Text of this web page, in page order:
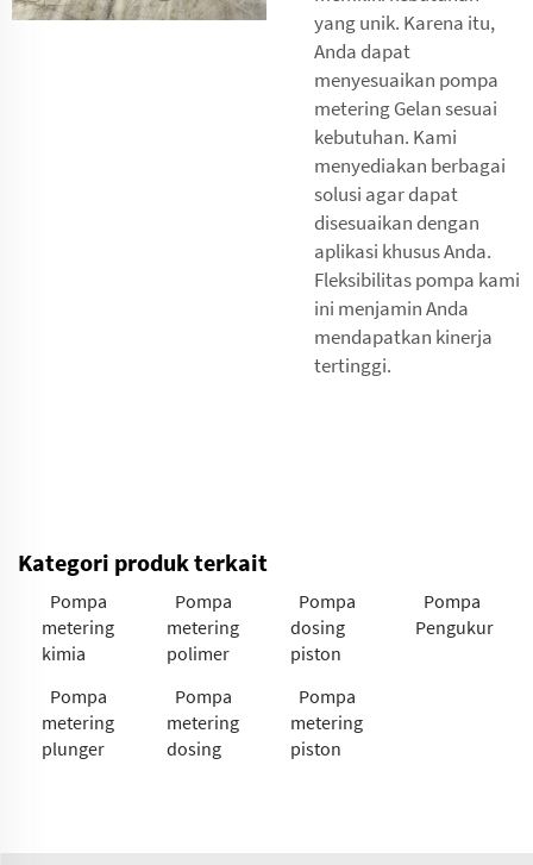
yang unik. Karena itu,
Anda dapat
menyesuaikan pompa
metering Gelan sesuai
kebutuhan. Kami
menyediakan berbagai
solusi agar dapat
disesuaikan dengan
aplikasi khusus Anda.
Fleksibilitas pompa kami
ini menjamin Anda
mendapatkan kinerja
tertinggi.
Kategori produk terkait
Pompa
metering
kimia
Pompa
metering
polimer
Pompa
dosing
piston
Pompa
Pengukur
Pompa
metering
plunger
Pompa
metering
dosing
Pompa
metering
piston